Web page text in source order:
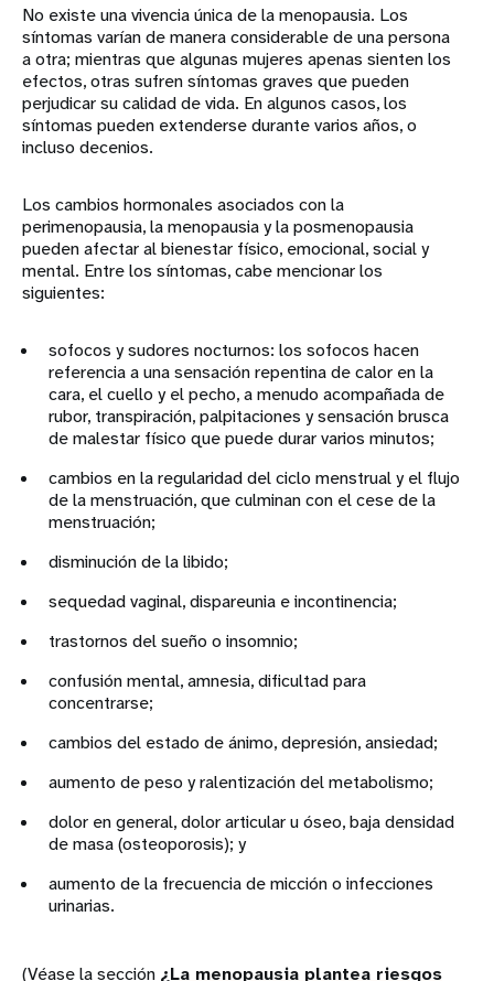
No existe una vivencia única de la menopausia. Los
síntomas varían de manera considerable de una persona
a otra; mientras que algunas mujeres apenas sienten los
efectos, otras sufren síntomas graves que pueden
perjudicar su calidad de vida. En algunos casos, los
síntomas pueden extenderse durante varios años, o
incluso decenios.
Los cambios hormonales asociados con la
perimenopausia, la menopausia y la posmenopausia
pueden afectar al bienestar físico, emocional, social y
mental. Entre los síntomas, cabe mencionar los
siguientes:
sofocos y sudores nocturnos: los sofocos hacen
referencia a una sensación repentina de calor en la
cara, el cuello y el pecho, a menudo acompañada de
rubor, transpiración, palpitaciones y sensación brusca
de malestar físico que puede durar varios minutos;
cambios en la regularidad del ciclo menstrual y el flujo
de la menstruación, que culminan con el cese de la
menstruación;
disminución de la libido;
sequedad vaginal, dispareunia e incontinencia;
trastornos del sueño o insomnio;
confusión mental, amnesia, dificultad para
concentrarse;
cambios del estado de ánimo, depresión, ansiedad;
aumento de peso y ralentización del metabolismo;
dolor en general, dolor articular u óseo, baja densidad
de masa (osteoporosis); y
aumento de la frecuencia de micción o infecciones
urinarias.
(Véase la sección ¿La menopausia plantea riesgos